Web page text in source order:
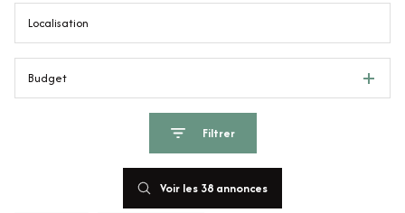
Budget
Filtrer
Voir les 38 annonces